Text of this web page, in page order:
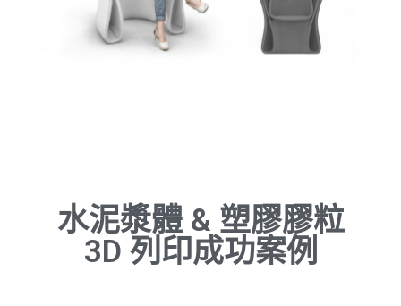
水泥漿體 & 塑膠膠粒
3D 列印成功案例